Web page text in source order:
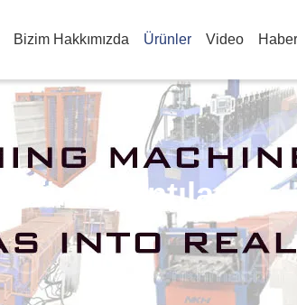
Bizim Hakkımızda Ürünler Video
Ürün Ayrıntıları